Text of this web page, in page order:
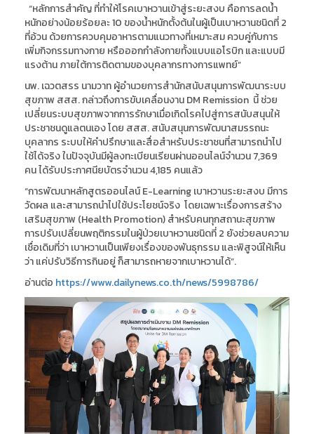
“หลักการสำคัญ ที่ทำให้โรคเบาหวานเข้าสู่ระยะสงบ คือการลดน้ำ
หนักอย่างน้อยร้อยละ 10 ของน้ำหนักตั้งต้นในผู้เป็นเบาหวานชนิดที่ 2
ที่อ้วน ด้วยการควบคุมอาหารตามแนวทางที่เหมาะสม ควบคู่กับการ
เพิ่มกิจกรรมทางกาย หรือออกกำลังกายทั้งแบบแอโรบิก และแบบมี
แรงต้าน ภายใต้การติดตามของบุคลากรทางการแพทย์”
นพ. เฉวตสรร นามวาท ผู้อำนวยการสำนักสนับสนุนการพัฒนาระบบ
สุขภาพ สสส. กล่าวถึงการขับเคลื่อนงาน DM Remission นี้ ช่วย
เปลี่ยนระบบสุขภาพจากการรักษาเมื่อเกิดโรคไปสู่การสนับสนุนให้
ประชาชนดูแลตนเอง โดย สสส. สนับสนุนการพัฒนาสมรรถนะ
บุคลากร ระบบให้คำปรึกษาและสื่อสำหรับประชาชนที่สามารถนำไป
ใช้ได้จริง ในปัจจุบันมีผู้ลงทะเบียนเรียนผ่านออนไลน์จำนวน 7,369
คน ได้รับประกาศนียบัตรจำนวน 4,185 คนแล้ว
“การพัฒนาหลักสูตรออนไลน์ E-Learning เบาหวานระยะสงบ มีการ
วัดผล และสามารถนำไปใช้ประโยชน์จริง โดยเฉพาะเรื่องการสร้าง
เสริมสุขภาพ (Health Promotion) สำหรับคนทุกสถานะสุขภาพ
การปรับเปลี่ยนพฤติกรรมในผู้ป่วยเบาหวานชนิดที่ 2 ยังช่วยลบความ
เชื่อเดิมที่ว่า เบาหวานเป็นเพียงเรื่องของพันธุกรรม และพิสูจน์ให้เห็น
ว่า แค่ปรับวิธีการกินอยู่ ก็สามารถหายจากเบาหวานได้”.
อ่านต่อ https://www.dailynews.co.th/news/5998786/